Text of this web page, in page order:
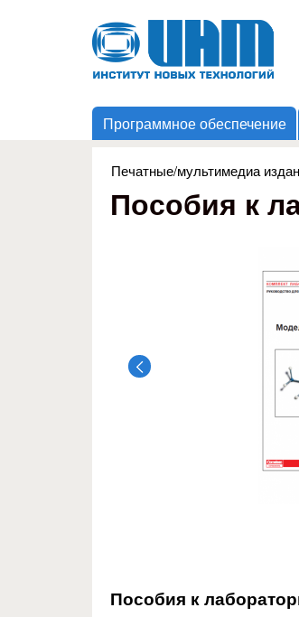
Институт
Новых
Программное обеспечение
Вы здесь
Печатные/мультимедиа
Пособия к
Пособия к